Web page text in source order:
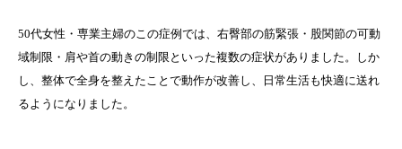
50代女性・専業主婦のこの症例では、右臀部の筋緊張・股関節の可動
域制限・肩や首の動きの制限といった複数の症状がありました。しか
し、整体で全身を整えたことで動作が改善し、日常生活も快適に送れ
るようになりました。